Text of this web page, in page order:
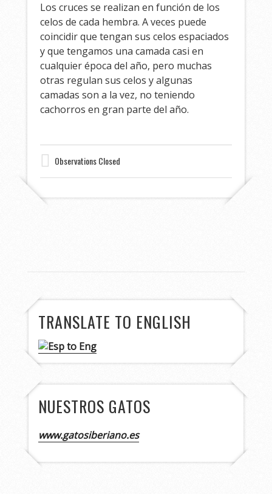
Los cruces se realizan en función de los
celos de cada hembra. A veces puede
coincidir que tengan sus celos espaciados
y que tengamos una camada casi en
cualquier época del año, pero muchas
otras regulan sus celos y algunas
camadas son a la vez, no teniendo
cachorros en gran parte del año.
Observations Closed
TRANSLATE TO ENGLISH
NUESTROS GATOS
www.gatosiberiano.es